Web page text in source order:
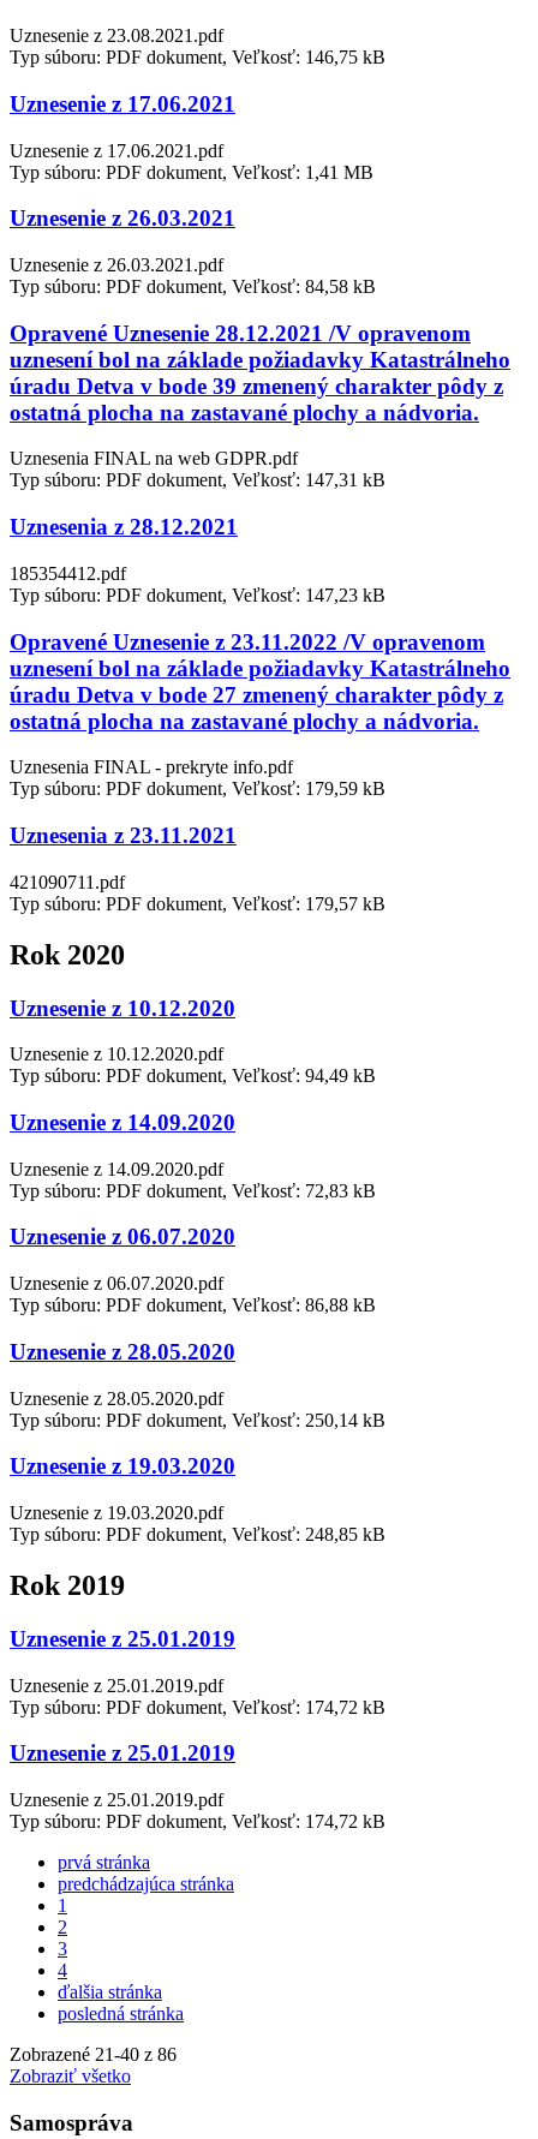
Uznesenie z 23.08.2021.pdf
Typ súboru: PDF dokument, Veľkosť: 146,75 kB
Uznesenie z 17.06.2021
Uznesenie z 17.06.2021.pdf
Typ súboru: PDF dokument, Veľkosť: 1,41 MB
Uznesenie z 26.03.2021
Uznesenie z 26.03.2021.pdf
Typ súboru: PDF dokument, Veľkosť: 84,58 kB
Opravené Uznesenie 28.12.2021 /V opravenom
uznesení bol na základe požiadavky Katastrálneho
úradu Detva v bode 39 zmenený charakter pôdy z
ostatná plocha na zastavané plochy a nádvoria.
Uznesenia FINAL na web GDPR.pdf
Typ súboru: PDF dokument, Veľkosť: 147,31 kB
Uznesenia z 28.12.2021
185354412.pdf
Typ súboru: PDF dokument, Veľkosť: 147,23 kB
Opravené Uznesenie z 23.11.2022 /V opravenom
uznesení bol na základe požiadavky Katastrálneho
úradu Detva v bode 27 zmenený charakter pôdy z
ostatná plocha na zastavané plochy a nádvoria.
Uznesenia FINAL - prekryte info.pdf
Typ súboru: PDF dokument, Veľkosť: 179,59 kB
Uznesenia z 23.11.2021
421090711.pdf
Typ súboru: PDF dokument, Veľkosť: 179,57 kB
Rok 2020
Uznesenie z 10.12.2020
Uznesenie z 10.12.2020.pdf
Typ súboru: PDF dokument, Veľkosť: 94,49 kB
Uznesenie z 14.09.2020
Uznesenie z 14.09.2020.pdf
Typ súboru: PDF dokument, Veľkosť: 72,83 kB
Uznesenie z 06.07.2020
Uznesenie z 06.07.2020.pdf
Typ súboru: PDF dokument, Veľkosť: 86,88 kB
Uznesenie z 28.05.2020
Uznesenie z 28.05.2020.pdf
Typ súboru: PDF dokument, Veľkosť: 250,14 kB
Uznesenie z 19.03.2020
Uznesenie z 19.03.2020.pdf
Typ súboru: PDF dokument, Veľkosť: 248,85 kB
Rok 2019
Uznesenie z 25.01.2019
Uznesenie z 25.01.2019.pdf
Typ súboru: PDF dokument, Veľkosť: 174,72 kB
Uznesenie z 25.01.2019
Uznesenie z 25.01.2019.pdf
Typ súboru: PDF dokument, Veľkosť: 174,72 kB
prvá stránka
predchádzajúca stránka
1
2
3
4
ďalšia stránka
posledná stránka
Zobrazené 21-40 z 86
Zobraziť všetko
Samospráva